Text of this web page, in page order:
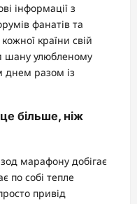
інформації з
фанатів та
країни свій
шану улюбленому
днем разом із
більше, ніж
марафону добігає
по собі тепле
привід